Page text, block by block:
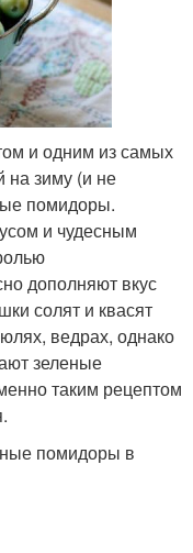
и одним из самых
на зиму (и не
помидоры.
и чудесным
дополняют вкус
солят и квасят
ведрах, однако
зеленые
таким рецептом
помидоры в